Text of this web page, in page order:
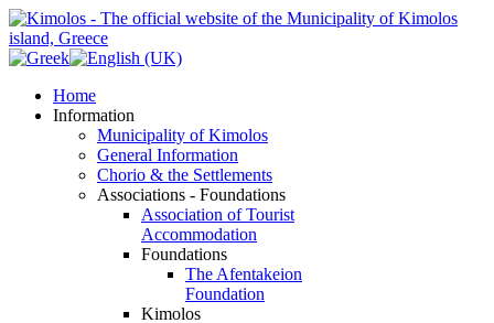
Home
Information
Municipality of Kimolos
General Information
Chorio & the Settlements
Associations - Foundations
Association of Tourist
Accommodation
Foundations
The Afentakeion
Foundation
Kimolos